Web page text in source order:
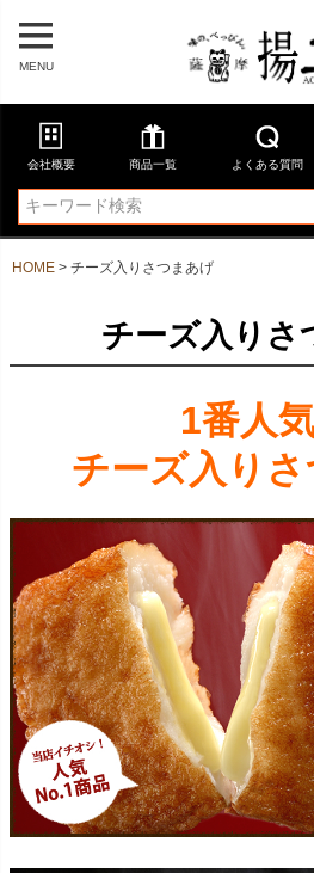
MENU
会社概要 商品一覧 よくある質問
HOME チーズ入りさつまあげ
チーズ入りさ
1番人気
チーズ入り